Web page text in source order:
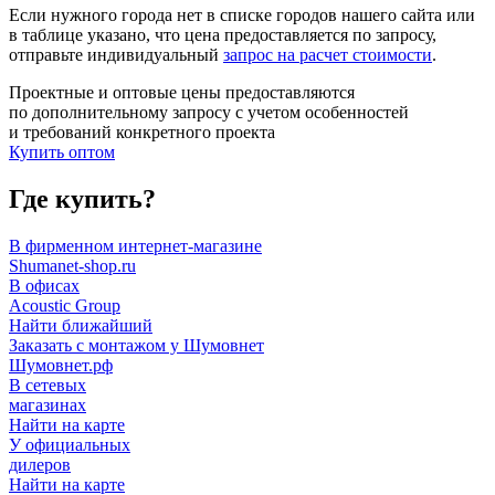
Если нужного города нет в списке городов нашего сайта или
в таблице указано, что цена предоставляется по запросу,
отправьте индивидуальный запрос на расчет стоимости.
Проектные и оптовые цены предоставляются
по дополнительному запросу с учетом особенностей
и требований конкретного проекта
Купить оптом
Где купить?
В фирменном интернет-магазине
Shumanet-shop.ru
В офисах
Acoustic Group
Найти ближайший
Заказать с монтажом у Шумовнет
Шумовнет.рф
В сетевых
магазинах
Найти на карте
У официальных
дилеров
Найти на карте